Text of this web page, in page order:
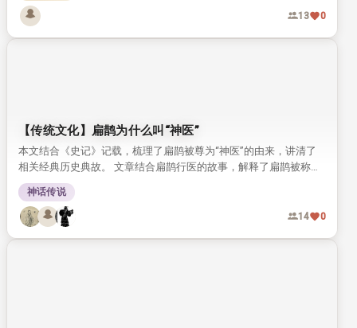
13 0
【传统文化】扁鹊为什么叫“神医”
本文结合《史记》记载，梳理了扁鹊被尊为“神医”的由来，讲清了
相关经典历史典故。 文章结合扁鹊行医的故事，解释了扁鹊被称为
神医的原因，也探讨了后世难出这类神医的根源。
神话传说
14 0